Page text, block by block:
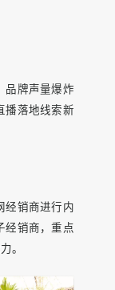
挑战噱头，发起
度，提高品牌声